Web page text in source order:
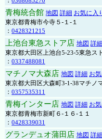
青梅統合館 地図 詳細 お気に入
東京都青梅市今寺５-１-１
： 0428321215
上池台東急ストア店 地図 詳細
東京都大田区上池台5-23-5東急ス
： 0337488081
マチノマ大森店 地図 詳細 お
東京都大田区大森町3-1-38マチノ
： 0357535311
青梅インター店 地図 詳細 お
東京都青梅市新町６-１６-１１
： 0428339031
グランデュオ蒲田店 地図 詳細